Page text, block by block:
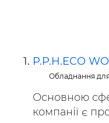
P.P.H.ECO
Обладнання
Основною
компанії є